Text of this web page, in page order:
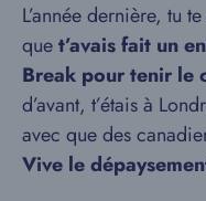
L’année dernière, tu
quet’avais fait un
Break pour tenir le
d’avant, t’étais à
avec que des
Vive le